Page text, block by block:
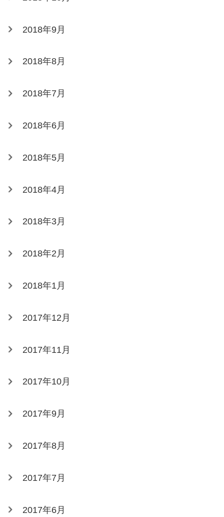
2018年9月
2018年8月
2018年7月
2018年6月
2018年5月
2018年4月
2018年3月
2018年2月
2018年1月
2017年12月
2017年11月
2017年10月
2017年9月
2017年8月
2017年7月
2017年6月